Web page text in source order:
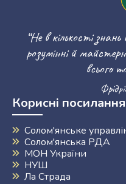
“Не в кількості
розумінні й
всього
Корисні посилання
Солом'янське
Солом'янська РДА
МОН України
НУШ
Ла Страда